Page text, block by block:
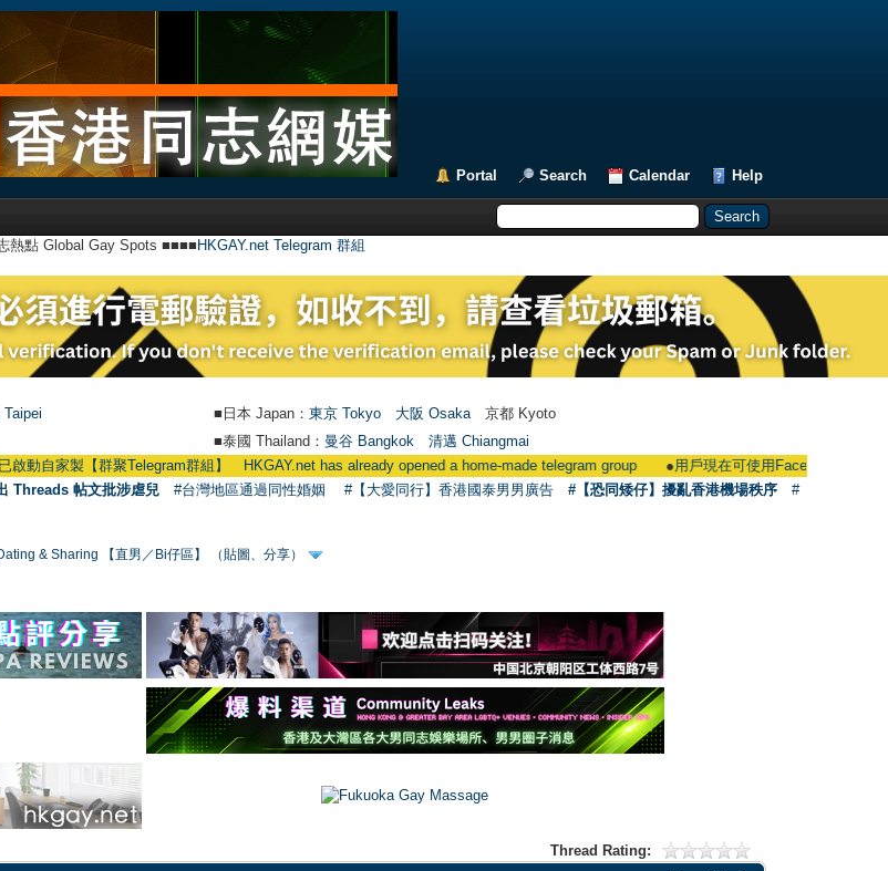
Portal Search Calendar Help
熱點 Global Gay Spots ■■■■ HKGAY.net Telegram 群組
Taipei ■日本 Japan： 東京 Tokyo 大阪 Osaka 京都 Kyoto
■泰國 Thailand： 曼谷 Bangkok
清邁 Chiangmai
自家製【群聚Telegram群組】 HKGAY.net has already opened a home-made telegram group●用戶現在可使用Facebook登入 Users
Threads 帖文批涉虐兒 #台灣地區通過同性婚姻 #【大愛同行】香港國泰男男廣告 #【恐同矮仔】擾亂香港機場秩序
#
& Sharing 【直男／Bi仔區】 （貼圖、分享）
Thread Rating: